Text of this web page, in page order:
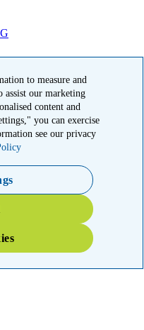
501(c)(3) calificada
7124261. CFC #11404
MD 20852
risk as wildfires disrupt
Your gift right now will go
to measure and
assist our marketing
content and
you can exercise
see our privacy